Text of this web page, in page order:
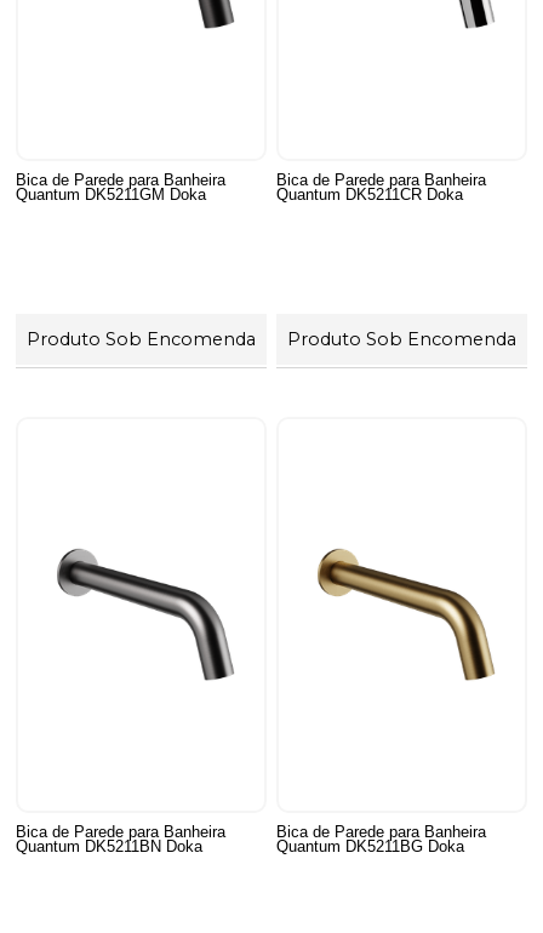
Bica de Parede para Banheira
Quantum DK5211GM Doka
Produto Sob Encomenda
Bica de Parede para Banheira
Quantum DK5211CR Doka
Produto Sob Encomenda
Bica de Parede para Banheira
Quantum DK5211BN Doka
Bica de Parede para Banheira
Quantum DK5211BG Doka